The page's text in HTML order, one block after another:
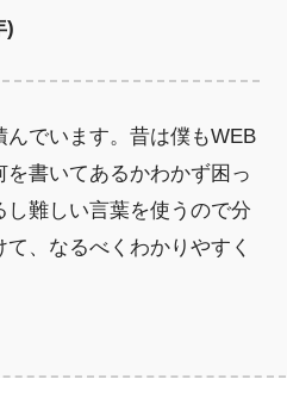
)
でいます。昔は僕もWEB
書いてあるかわかず困っ
難しい言葉を使うので分
、なるべくわかりやすく